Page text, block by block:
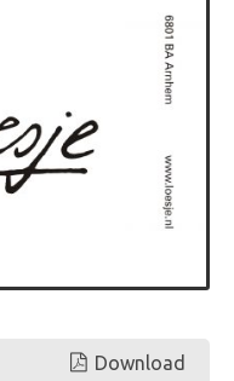
Download